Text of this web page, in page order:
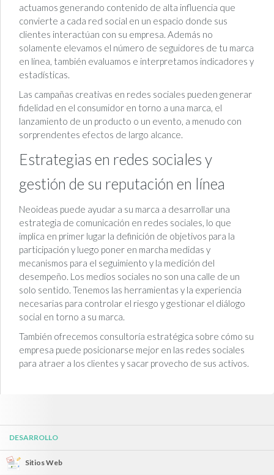
actuamos generando contenido de alta influencia que
convierte a cada red social en un espacio donde sus
clientes interactúan con su empresa. Además no
solamente elevamos el número de seguidores de tu marca
en línea, también evaluamos e interpretamos indicadores y
estadísticas.
Las campañas creativas en redes sociales pueden generar
fidelidad en el consumidor en torno a una marca, el
lanzamiento de un producto o un evento, a menudo con
sorprendentes efectos de largo alcance.
Estrategias en redes sociales y
gestión de su reputación en línea
Neoideas puede ayudar a su marca a desarrollar una
estrategia de comunicación en redes sociales, lo que
implica en primer lugar la definición de objetivos para la
participación y luego poner en marcha medidas y
mecanismos para el seguimiento y la medición del
desempeño. Los medios sociales no son una calle de un
solo sentido. Tenemos las herramientas y la experiencia
necesarias para controlar el riesgo y gestionar el diálogo
social en torno a su marca.
También ofrecemos consultoría estratégica sobre cómo su
empresa puede posicionarse mejor en las redes sociales
para atraer a los clientes y sacar provecho de sus activos.
DESARROLLO
Sitios Web